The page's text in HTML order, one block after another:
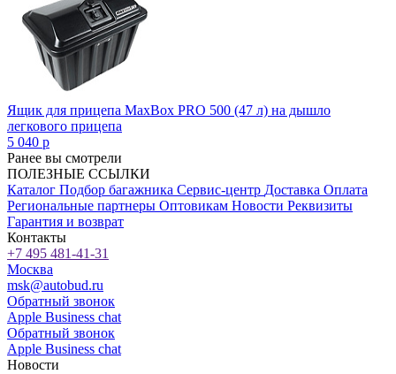
Ящик для прицепа MaxBox PRO 500 (47 л) на дышло
легкового прицепа
5 040 p
Ранее вы смотрели
ПОЛЕЗНЫЕ ССЫЛКИ
Каталог Подбор багажника Сервис-центр Доставка Оплата
Региональные партнеры Оптовикам Новости Реквизиты
Гарантия и возврат
Контакты
+7 495 481-41-31
Москва
msk@autobud.ru
Обратный звонок
Apple Business chat
Обратный звонок
Apple Business chat
Новости